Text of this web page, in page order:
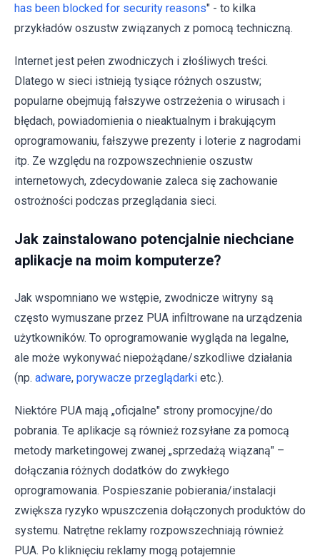
has been blocked for security reasons" - to kilka
przykładów oszustw związanych z pomocą techniczną.
Internet jest pełen zwodniczych i złośliwych treści.
Dlatego w sieci istnieją tysiące różnych oszustw;
popularne obejmują fałszywe ostrzeżenia o wirusach i
błędach, powiadomienia o nieaktualnym i brakującym
oprogramowaniu, fałszywe prezenty i loterie z nagrodami
itp. Ze względu na rozpowszechnienie oszustw
internetowych, zdecydowanie zaleca się zachowanie
ostrożności podczas przeglądania sieci.
Jak zainstalowano potencjalnie niechciane
aplikacje na moim komputerze?
Jak wspomniano we wstępie, zwodnicze witryny są
często wymuszane przez PUA infiltrowane na urządzenia
użytkowników. To oprogramowanie wygląda na legalne,
ale może wykonywać niepożądane/szkodliwe działania
(np. adware, porywacze przeglądarki etc.).
Niektóre PUA mają „oficjalne" strony promocyjne/do
pobrania. Te aplikacje są również rozsyłane za pomocą
metody marketingowej zwanej „sprzedażą wiązaną" –
dołączania różnych dodatków do zwykłego
oprogramowania. Pospieszanie pobierania/instalacji
zwiększa ryzyko wpuszczenia dołączonych produktów do
systemu. Natrętne reklamy rozpowszechniają również
PUA. Po kliknięciu reklamy mogą potajemnie